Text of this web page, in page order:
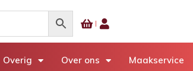
Overig Over ons Maakservice